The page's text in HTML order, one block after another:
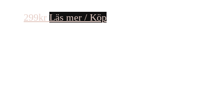
299kr Läs mer / Köp